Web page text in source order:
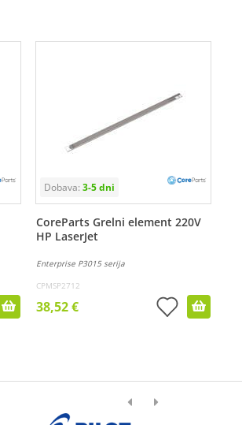
CoreParts Grelni element 220V
HP LaserJet
Enterprise P3015 serija
CPMSP2712
38,52 €